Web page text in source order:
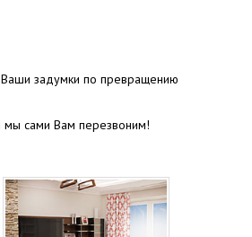
Ваши задумки по превращению
мы сами Вам перезвоним!